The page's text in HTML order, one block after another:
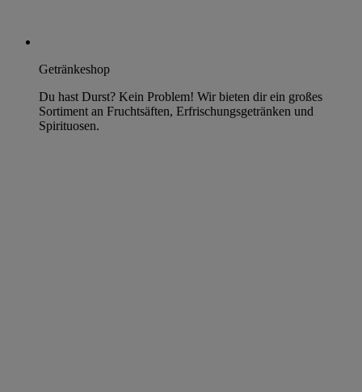
Getränkeshop
Du hast Durst? Kein Problem! Wir bieten dir ein großes
Sortiment an Fruchtsäften, Erfrischungsgetränken und
Spirituosen.